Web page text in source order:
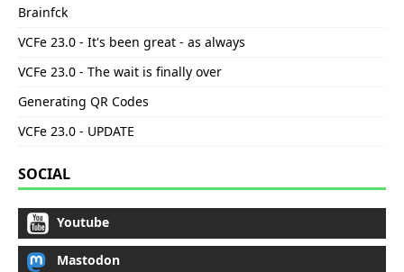
Brainfck
VCFe 23.0 - It's been great - as always
VCFe 23.0 - The wait is finally over
Generating QR Codes
VCFe 23.0 - UPDATE
SOCIAL
Youtube
Mastodon